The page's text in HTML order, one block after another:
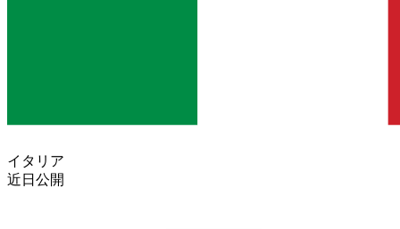
イタリア
近日公開